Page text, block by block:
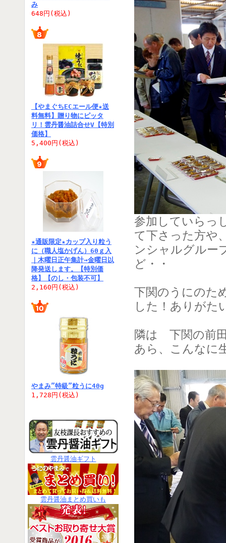
み
648円(税込)
【やまぐちECエール便★送
料無料】贈り物にピッタ
リ！雲丹醤油詰合せV【特別
価格】
5,400円(税込)
★通販限定★カップ入り粒う
に（職人塩かげん）60ｇ入
｜木曜日正午集計→金曜日以
降発送します。【特別価
格】【のし・包装不可】
2,160円(税込)
やまみ”特級”粒うに40g
1,728円(税込)
雲丹醤油ギフト
雲丹醤油まとめ買いも
参加していらっ
て下さった方や
ンシャルグルー
ど・・
下関のうにのた
した！ありがた
隣は 下関の前
あら、こんなに